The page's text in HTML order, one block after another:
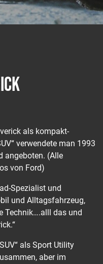
als kompakt-
verwendete man 1993
angeboten. (Alle
von Ford)
Spezialist und
und Alltagsfahrzeug,
Technik….alll das und
als Sport Utility
aber im